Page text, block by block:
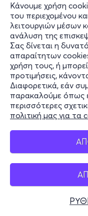
Κάνουμε χρήση
του περιεχομένου
λειτουργιών μέσων
ανάλυση της
Σας δίνεται η
απαραίτητων
χρήση τους, ή
προτιμήσεις,
Διαφορετικά, εάν
παρακαλούμε όπως
περισσότερες
πολιτική μας για τα